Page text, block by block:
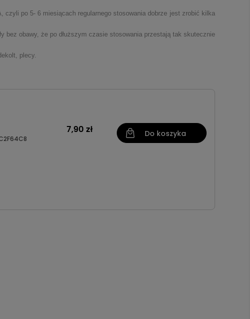
po 5- 6 miesiącach regularnego stosowania dobrze jest zrobić kilka
bez obawy, że po dłuższym czasie stosowania przestają tak skutecznie
plecy.
7,90 zł Do koszyka